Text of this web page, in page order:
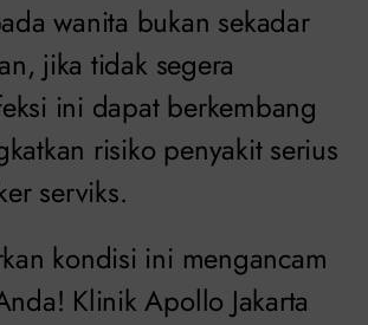
wanita bukan sekadar
jika tidak segera
ini dapat berkembang
risiko penyakit serius
serviks.
kondisi ini mengancam
Klinik Apollo Jakarta